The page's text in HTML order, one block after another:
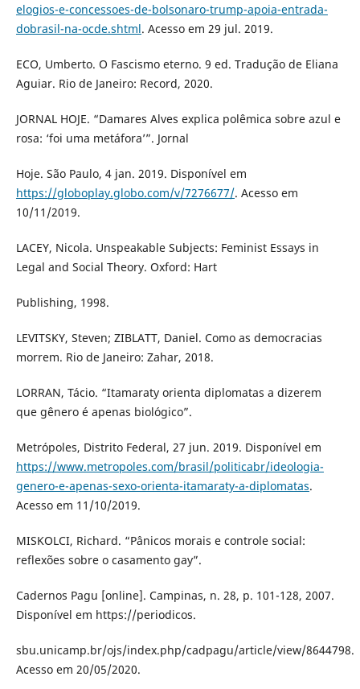
elogios-e-concessoes-de-bolsonaro-trump-apoia-entrada-
dobrasil-na-ocde.shtml. Acesso em 29 jul. 2019.
ECO, Umberto. O Fascismo eterno. 9 ed. Tradução de Eliana
Aguiar. Rio de Janeiro: Record, 2020.
JORNAL HOJE. “Damares Alves explica polêmica sobre azul e
rosa: ‘foi uma metáfora’”. Jornal
Hoje. São Paulo, 4 jan. 2019. Disponível em
https://globoplay.globo.com/v/7276677/. Acesso em
10/11/2019.
LACEY, Nicola. Unspeakable Subjects: Feminist Essays in
Legal and Social Theory. Oxford: Hart
Publishing, 1998.
LEVITSKY, Steven; ZIBLATT, Daniel. Como as democracias
morrem. Rio de Janeiro: Zahar, 2018.
LORRAN, Tácio. “Itamaraty orienta diplomatas a dizerem
que gênero é apenas biológico”.
Metrópoles, Distrito Federal, 27 jun. 2019. Disponível em
https://www.metropoles.com/brasil/politicabr/ideologia-
genero-e-apenas-sexo-orienta-itamaraty-a-diplomatas.
Acesso em 11/10/2019.
MISKOLCI, Richard. “Pânicos morais e controle social:
reflexões sobre o casamento gay”.
Cadernos Pagu [online]. Campinas, n. 28, p. 101-128, 2007.
Disponível em https://periodicos.
sbu.unicamp.br/ojs/index.php/cadpagu/article/view/8644798.
Acesso em 20/05/2020.